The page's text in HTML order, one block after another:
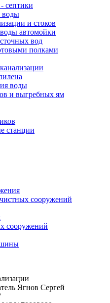
септики
воды
и стоков
автомойки
вод
полками
воды
и выгребных ям
станции
сооружений
сооружений
Ягнов Сергей